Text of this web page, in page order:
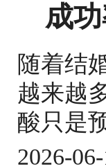
成
随着结
越来越
酸只是
2026-